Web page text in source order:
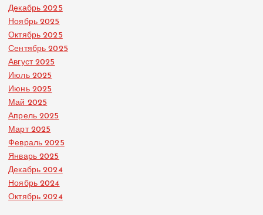
Декабрь 2025
Ноябрь 2025
Октябрь 2025
Сентябрь 2025
Август 2025
Июль 2025
Июнь 2025
Май 2025
Апрель 2025
Март 2025
Февраль 2025
Январь 2025
Декабрь 2024
Ноябрь 2024
Октябрь 2024